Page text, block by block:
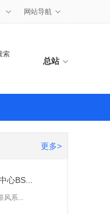
网站导航
索
总站
更多>
心BS...
风系...